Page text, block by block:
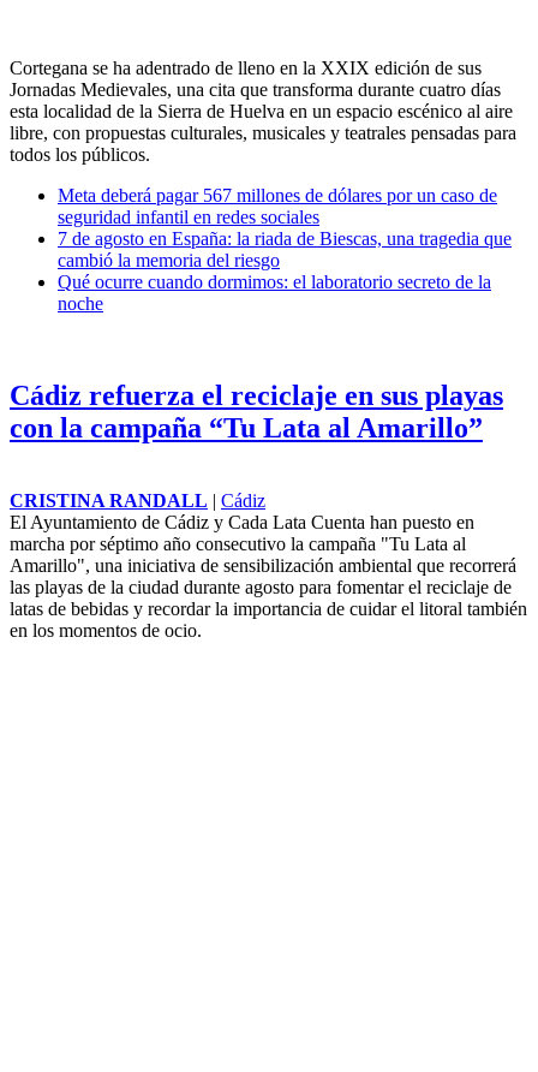
Cortegana se ha adentrado de lleno en la XXIX edición de sus
Jornadas Medievales, una cita que transforma durante cuatro días
esta localidad de la Sierra de Huelva en un espacio escénico al aire
libre, con propuestas culturales, musicales y teatrales pensadas para
todos los públicos.
Meta deberá pagar 567 millones de dólares por un caso de
seguridad infantil en redes sociales
7 de agosto en España: la riada de Biescas, una tragedia que
cambió la memoria del riesgo
Qué ocurre cuando dormimos: el laboratorio secreto de la
noche
Cádiz refuerza el reciclaje en sus playas
con la campaña “Tu Lata al Amarillo”
CRISTINA RANDALL | Cádiz
El Ayuntamiento de Cádiz y Cada Lata Cuenta han puesto en
marcha por séptimo año consecutivo la campaña "Tu Lata al
Amarillo", una iniciativa de sensibilización ambiental que recorrerá
las playas de la ciudad durante agosto para fomentar el reciclaje de
latas de bebidas y recordar la importancia de cuidar el litoral también
en los momentos de ocio.